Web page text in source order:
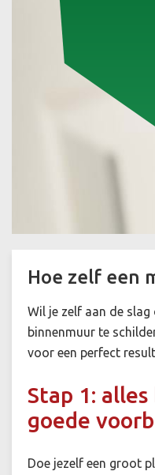
Hoe zelf een
Wil je zelf aan de slag
binnenmuur te
voor een perfect
Stap 1:
goede
Doe jezelf een groot